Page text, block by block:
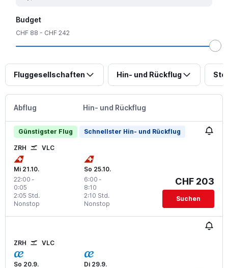
Budget
CHF 88 - CHF 242
Fluggesellschaften Hin- und Rückflug
Abflug Hin- und Rückflug
Günstigster Flug Schnellster Hin- und Rückflug
ZRH VLC
Mi 21.10.
22:00 -
0:05
Nonstop
2:05 Std.
So 25.10.
6:00 -
8:10
Nonstop
2:10 Std.
CHF 203
Suchen
ZRH VLC
So 20.9.
Di 29.9.